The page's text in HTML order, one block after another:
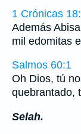
1 Crónicas
Además
mil edomitas
Salmos 60:1
Oh Dios, tú
quebrantado,
Selah.